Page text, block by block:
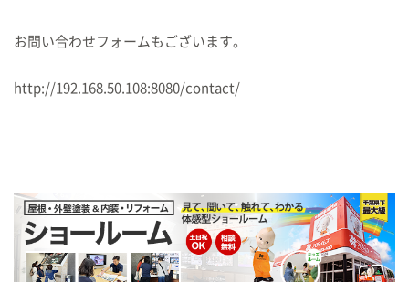
お問い合わせフォームもございます。
http://192.168.50.108:8080/contact/